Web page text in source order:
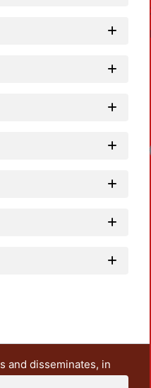
and disseminates, in
teaching and research